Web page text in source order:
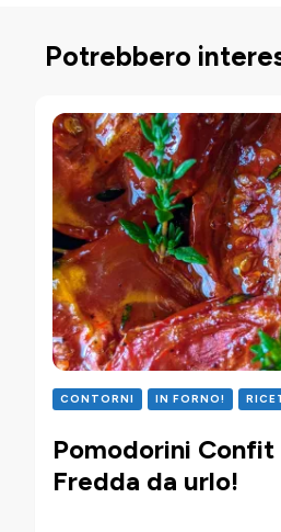
Potrebbero
CONTORNI IN FORNO!
Pomodorini Confit
Fredda da urlo!